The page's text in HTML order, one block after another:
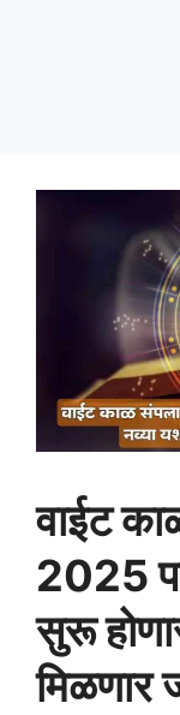
वाईट
2025
सुरू
मिळणार